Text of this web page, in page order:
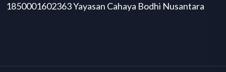
1850001602363 Yayasan Cahaya Bodhi Nusantara